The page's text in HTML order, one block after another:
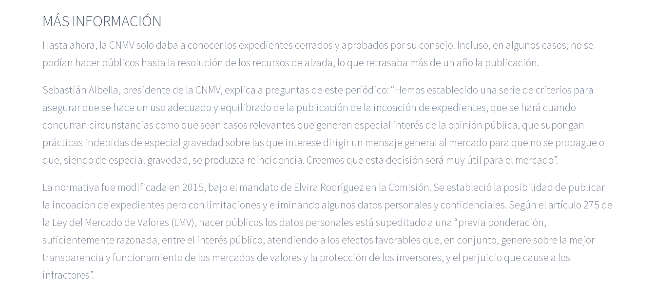
MÁS INFORMACIÓN
Hasta ahora, la CNMV solo daba a conocer los expedientes cerrados y aprobados por su consejo. Incluso, en algunos casos, no se
podían hacer públicos hasta la resolución de los recursos de alzada, lo que retrasaba más de un año la publicación.
Sebastián Albella, presidente de la CNMV, explica a preguntas de este periódico: “Hemos establecido una serie de criterios para
asegurar que se hace un uso adecuado y equilibrado de la publicación de la incoación de expedientes, que se hará cuando
concurran circunstancias como que sean casos relevantes que generen especial interés de la opinión pública, que supongan
prácticas indebidas de especial gravedad sobre las que interese dirigir un mensaje general al mercado para que no se propague o
que, siendo de especial gravedad, se produzca reincidencia. Creemos que esta decisión será muy útil para el mercado”.
La normativa fue modificada en 2015, bajo el mandato de Elvira Rodríguez en la Comisión. Se estableció la posibilidad de publicar
la incoación de expedientes pero con limitaciones y eliminando algunos datos personales y confidenciales. Según el artículo 275 de
la Ley del Mercado de Valores (LMV), hacer públicos los datos personales está supeditado a una “previa ponderación,
suficientemente razonada, entre el interés público, atendiendo a los efectos favorables que, en conjunto, genere sobre la mejor
transparencia y funcionamiento de los mercados de valores y la protección de los inversores, y el perjuicio que cause a los
infractores”.